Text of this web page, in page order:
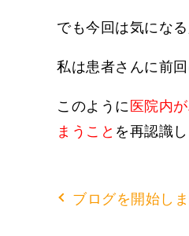
でも今回は気にな
私は患者さんに前
このように医院内
まうこと を再認識し
ブログを開始し